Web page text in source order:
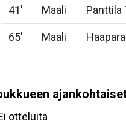
41' Maali Panttila
65' Maali
otteluita